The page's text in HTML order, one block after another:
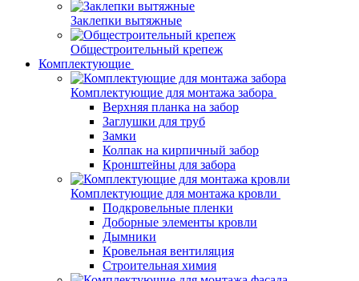
Заклепки вытяжные
Общестроительный крепеж
Комплектующие
Комплектующие для монтажа забора
Верхняя планка на забор
Заглушки для труб
Замки
Колпак на кирпичный забор
Кронштейны для забора
Комплектующие для монтажа кровли
Подкровельные пленки
Доборные элементы кровли
Дымники
Кровельная вентиляция
Строительная химия